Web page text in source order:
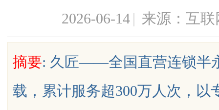
2026-06-14 | 来源：互联
摘要: 久匠——全国直营连锁半
载，累计服务超300万人次，
，跑得多省得多 究竟藏着哪些行业秘诀？